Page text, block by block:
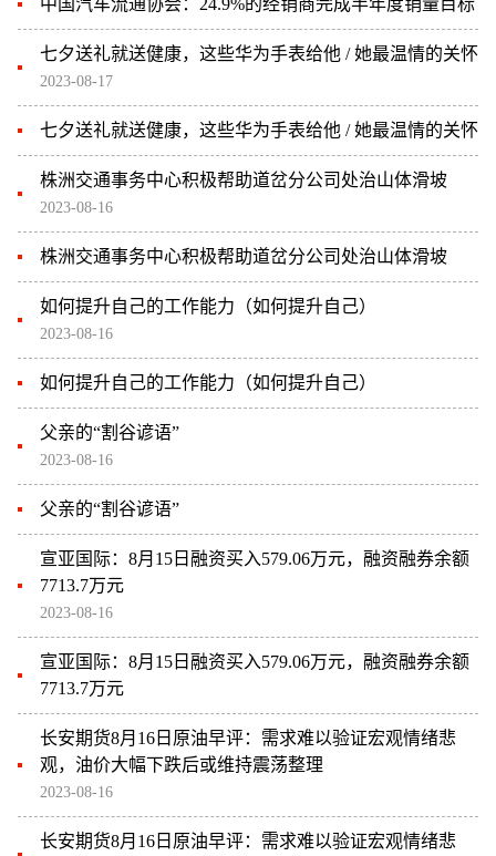
中国汽车流通协会：24.9%的经销商完成半年度销量目标
七夕送礼就送健康，这些华为手表给他 / 她最温情的关怀
2023-08-17
七夕送礼就送健康，这些华为手表给他 / 她最温情的关怀
株洲交通事务中心积极帮助道岔分公司处治山体滑坡
2023-08-16
株洲交通事务中心积极帮助道岔分公司处治山体滑坡
如何提升自己的工作能力（如何提升自己）
2023-08-16
如何提升自己的工作能力（如何提升自己）
父亲的“割谷谚语”
2023-08-16
父亲的“割谷谚语”
宣亚国际：8月15日融资买入579.06万元，融资融券余额
7713.7万元
2023-08-16
宣亚国际：8月15日融资买入579.06万元，融资融券余额
7713.7万元
长安期货8月16日原油早评：需求难以验证宏观情绪悲
观，油价大幅下跌后或维持震荡整理
2023-08-16
长安期货8月16日原油早评：需求难以验证宏观情绪悲